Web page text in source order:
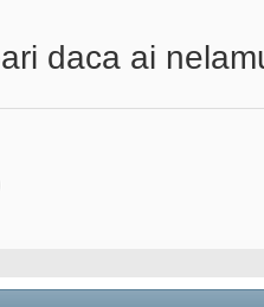
daca ai